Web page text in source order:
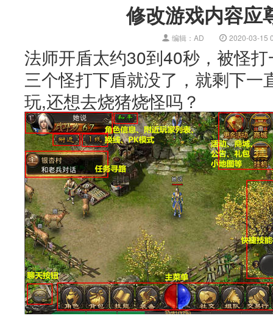
修改游戏内容应
编辑：AD 2020-03-15
法师开盾太约30到40秒，被怪
三个怪打下盾就没了，就剩下一
玩,还想去烧猪烧怪吗？